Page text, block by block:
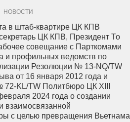
НОВОСТИ
в штаб-квартире ЦК КПВ
ЦК КПВ, Президент То
совещание с Парткомами
и профильных ведомств по
Резолюции № 13-NQ/TW
от 16 января 2012 года и
KL/TW Политбюро ЦК XIII
2024 года о создании
взаимосвязанной
с целью превращения Вьетнама